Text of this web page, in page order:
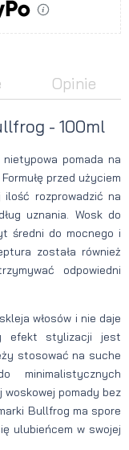
Opinie
- 100ml
pomada na
przed użyciem
ilość rozprowadzić na
uznania. Wosk do
średni do mocnego i
została również
odpowiedni
włosów i nie daje
efekt stylizacji jest
stosować na suche
woskowej pomady bez
Bullfrog ma spore
ulubieńcem w swojej